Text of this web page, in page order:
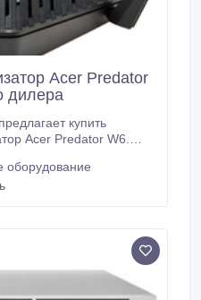
Acer Predator
дилера
купить
Acer Predator W6.
Главные
беспроводного
оборудование